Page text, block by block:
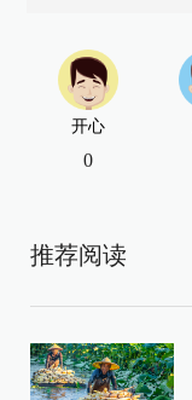
开心
0
推荐阅读